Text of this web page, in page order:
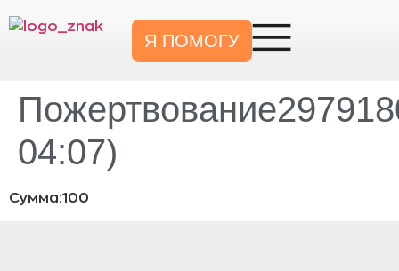
Я ПОМОГУ
04:07)
Сумма:100